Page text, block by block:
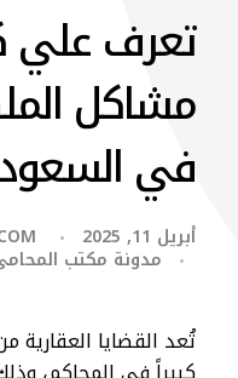
تعرف علي
مشاكل
في
أبريل 11, 2025
مدونة مكتب
تُعد القضايا العقارية